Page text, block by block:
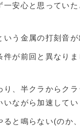
一安心と思ってい
う金属の打刻音が
件が前回と異なり
り、半クラからク
ながら加速してい
ると鳴らない(のか